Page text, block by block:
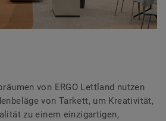
von ERGO Lettland nutzen
von Tarkett, um Kreativität,
zu einem einzigartigen,